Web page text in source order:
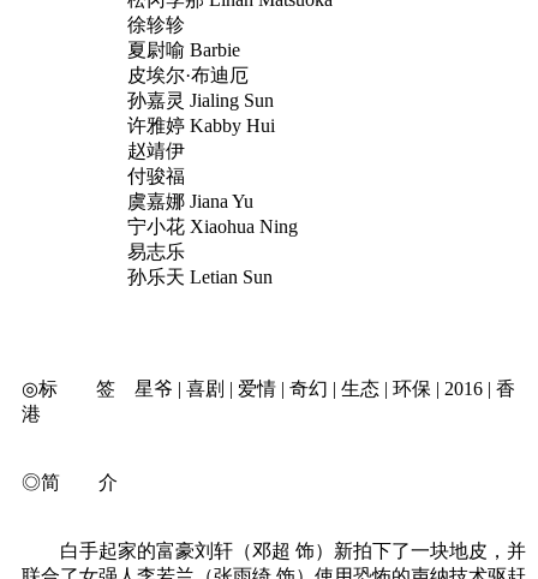
徐轸轸
夏尉喻 Barbie
皮埃尔·布迪厄
孙嘉灵 Jialing Sun
许雅婷 Kabby Hui
赵靖伊
付骏福
虞嘉娜 Jiana Yu
宁小花 Xiaohua Ning
易志乐
孙乐天 Letian Sun
◎标 签 星爷 | 喜剧 | 爱情 | 奇幻 | 生态 | 环保 | 2016 | 香
港
◎简 介
白手起家的富豪刘轩（邓超 饰）新拍下了一块地皮，并